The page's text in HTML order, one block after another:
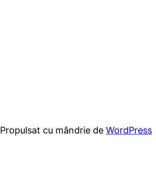
Propulsat cu mândrie de WordPress